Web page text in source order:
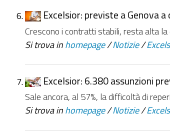
Excelsior: previste a Genova
Crescono i contratti stabili, resta alta la
Si trova in homepage /Notizie /
Excelsior: 6.380 assunzioni
Sale ancora, al 57%, la difficoltà di
Si trova in homepage /Notizie /